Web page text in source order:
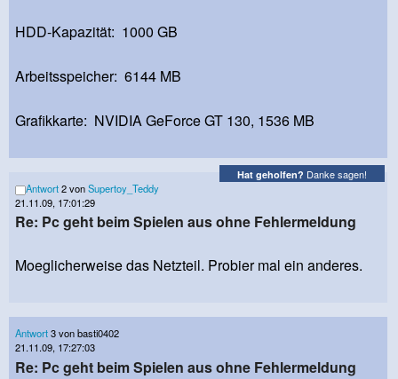
HDD-Kapazität: 1000 GB
Arbeitsspeicher: 6144 MB
Grafikkarte: NVIDIA GeForce GT 130, 1536 MB
Hat geholfen? Danke sagen!
Antwort2 vonSupertoy_Teddy
21.11.09, 17:01:29
Re: Pc geht beim Spielen aus ohne Fehlermeldung
Moeglicherweise das Netzteil. Probier mal ein anderes.
Antwort3 von basti0402
21.11.09, 17:27:03
Re: Pc geht beim Spielen aus ohne Fehlermeldung